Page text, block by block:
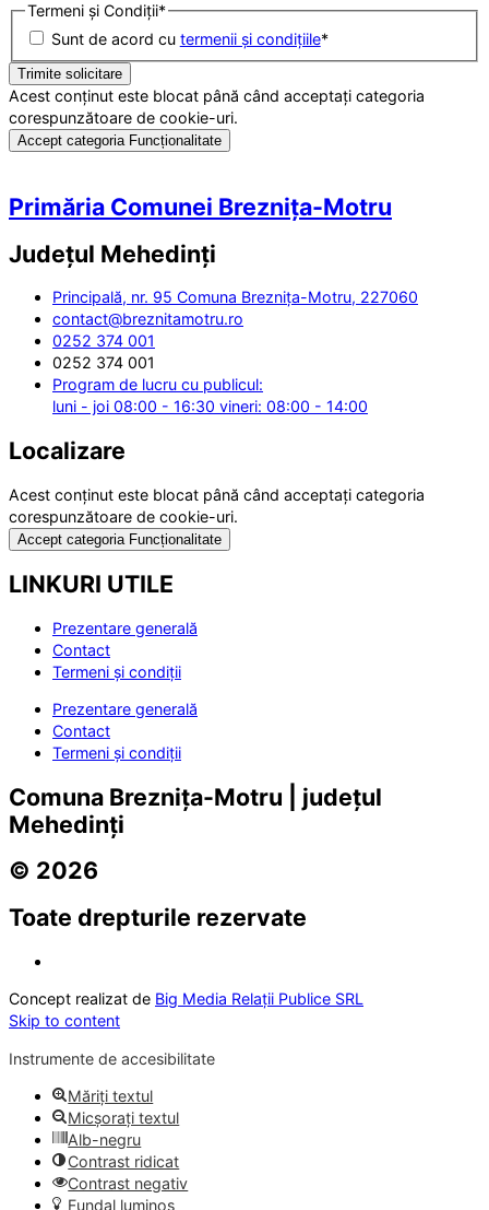
Termeni și Condiții*
Sunt de acord cu termenii și condițiile*
Acest conținut este blocat până când acceptați categoria
corespunzătoare de cookie-uri.
Accept categoria Funcționalitate
Primăria Comunei Breznița-Motru
Județul Mehedinți
Principală, nr. 95 Comuna Breznița-Motru, 227060
contact@breznitamotru.ro
0252 374 001
0252 374 001
Program de lucru cu publicul:
luni - joi 08:00 - 16:30 vineri: 08:00 - 14:00
Localizare
Acest conținut este blocat până când acceptați categoria
corespunzătoare de cookie-uri.
Accept categoria Funcționalitate
LINKURI UTILE
Prezentare generală
Contact
Termeni și condiții
Prezentare generală
Contact
Termeni și condiții
Comuna Breznița-Motru | județul
Mehedinți
© 2026
Toate drepturile rezervate
Concept realizat de Big Media Relații Publice SRL
Skip to content
Instrumente de accesibilitate
Măriți textul
Micșorați textul
Alb-negru
Contrast ridicat
Contrast negativ
Fundal luminos